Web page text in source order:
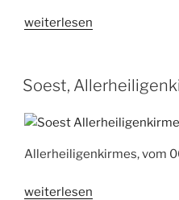
„Soest,
weiterlesen
Soest,
Allerheiligenkirmes, vom
„Soest,
weiterlesen